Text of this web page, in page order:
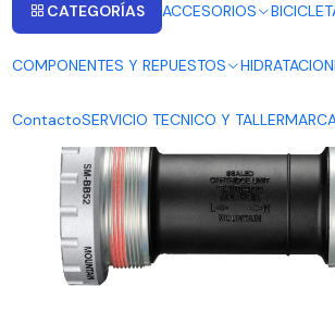
CATEGORÍAS ACCESORIOS
COMPONENTES Y REPUESTOS HIDRATACION
ContactoSERVICIO TECNICO Y TALLER